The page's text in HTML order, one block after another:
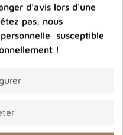
tibétain et
une odeur forte ?
d'avis lors d'une
pas, nous
susceptible
!